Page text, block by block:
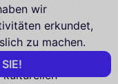
wir
erkundet,
zu machen.
den blühenden
kulturellen